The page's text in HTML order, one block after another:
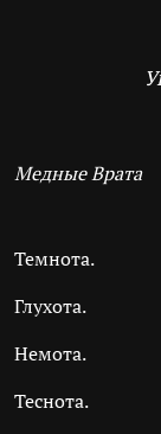
Медные Врата
Темнота.
Глухота.
Немота.
Теснота.